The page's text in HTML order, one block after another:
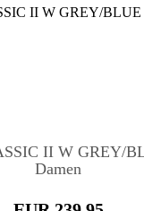
II W GREY/
Damen